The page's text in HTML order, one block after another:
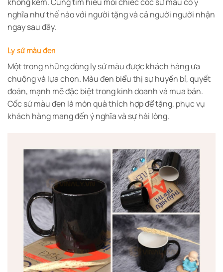
nghĩa như thế nào với người tặng và cả người người nhận
ngay sau đây.
Ly sứ màu đen
Một trong những dòng ly sứ màu được khách hàng ưa
chuộng và lựa chọn. Màu đen biểu thị sự huyền bí, quyết
đoán, mạnh mẽ đặc biệt trong kinh doanh và mua bán.
Cốc sứ màu đen là món quà thích hợp để tặng, phục vụ
khách hàng mang đến ý nghĩa và sự hài lòng.